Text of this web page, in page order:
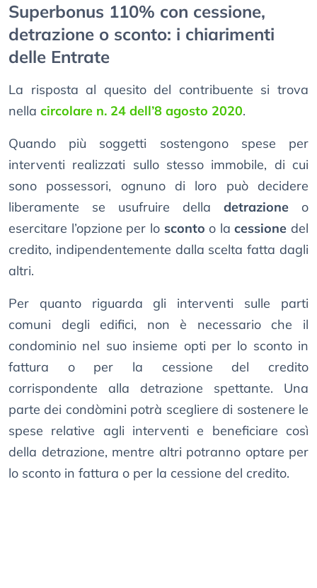
Superbonus 110% con cessione,
detrazione o sconto: i chiarimenti
delle Entrate
La risposta al quesito del contribuente si trova
nella circolare n. 24 dell’8 agosto 2020.
Quando più soggetti sostengono spese per
interventi realizzati sullo stesso immobile, di cui
sono possessori, ognuno di loro può decidere
liberamente se usufruire della detrazione o
esercitare l’opzione per lo sconto o lacessione del
credito, indipendentemente dalla scelta fatta dagli
altri.
Per quanto riguarda gli interventi sulle parti
comuni degli edifici, non è necessario che il
condominio nel suo insieme opti per lo sconto in
fattura o per la cessione del credito
corrispondente alla detrazione spettante. Una
parte dei condòmini potrà scegliere di sostenere le
spese relative agli interventi e beneficiare così
della detrazione, mentre altri potranno optare per
lo sconto in fattura o per la cessione del credito.